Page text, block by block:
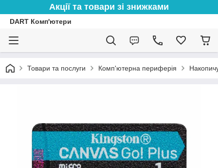
Акції та товари зі знижками
DART Комп'ютери
Товари та послуги Комп'ютерна периферія